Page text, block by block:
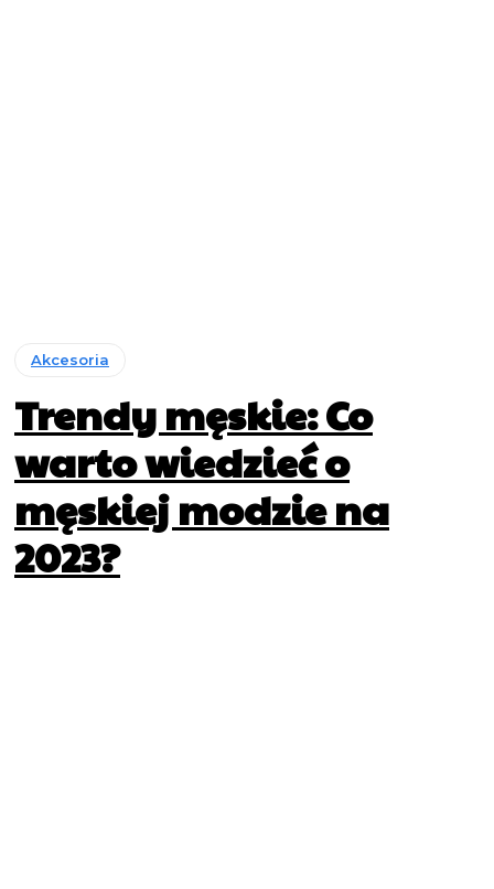
Akcesoria
Trendy męskie: Co
warto wiedzieć o
męskiej modzie na
2023?